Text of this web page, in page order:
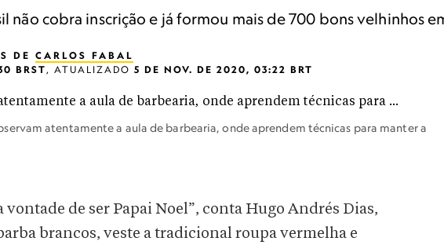
não cobra inscrição e já formou mais de 700 bons velhinhos
DE CARLOS FABAL
BRST, ATUALIZADO 5 DE NOV. DE 2020, 03:22 BRT
atentamente a aula de barbearia, onde aprendem técnicas para manter a
vontade de ser Papai Noel”, conta Hugo Andrés Dias,
brancos, veste a tradicional roupa vermelha e